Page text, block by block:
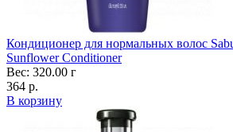
Кондиционер для нормальных волос
Sunflower Conditioner
Вес: 320.00 г
364 р.
В корзину